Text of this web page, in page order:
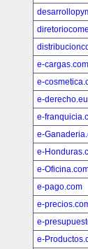
e-cargas.com
e-
e-derecho.eu
e-
e-
e-
e-
e-pago.com
e-
e-
e-